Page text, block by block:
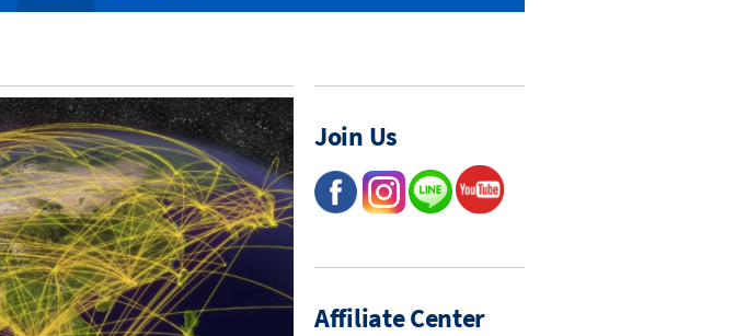
Join Us
Affiliate Center